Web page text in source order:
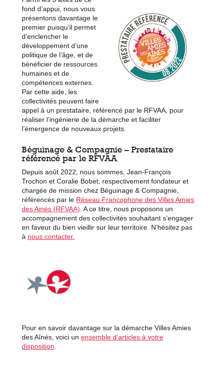
fond d’appui, nous vous
présentons davantage le
premier puisqu’il permet
d’enclencher le
développement d’une
politique de l’âge, et de
bénéficier de ressources
humaines et de
compétences externes.
Par cette aide, les
collectivités peuvent faire
appel à un prestataire, référencé par le RFVAA, pour
réaliser l’ingénierie de la démarche et faciliter
l’émergence de nouveaux projets.
Béguinage & Compagnie – Prestataire
référencé par le RFVAA
Depuis août 2022, nous sommes, Jean-François
Trochon et Coralie Bobet, respectivement fondateur et
chargée de mission chez Béguinage & Compagnie,
référencés par le Réseau Francophone des Villes Amies
des Ainés (RFVAA). A ce titre, nous proposons un
accompagnement des collectivités souhaitant s’engager
en faveur du bien vieillir sur leur territoire. N’hésitez pas
à nous contacter.
Pour en savoir davantage sur la démarche Villes Amies
des Aînés, voici un ensemble d’articles à votre
disposition.